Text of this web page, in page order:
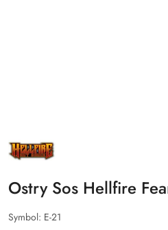
NAZWA
PRODUCENTA:
HELLFIRE
SAUCE
INC.
Ostry Sos Hellfire
Symbol: E-21